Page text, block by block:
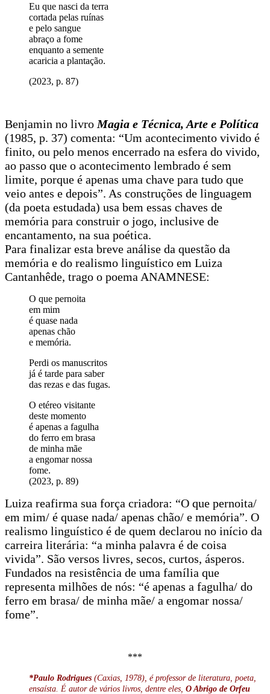
Eu que nasci da terra
cortada pelas ruínas
e pelo sangue
abraço a fome
enquanto a semente
acaricia a plantação.
(2023, p. 87)
Benjamin no livro Magia e Técnica, Arte e Política
(1985, p. 37) comenta: “Um acontecimento vivido é
finito, ou pelo menos encerrado na esfera do vivido,
ao passo que o acontecimento lembrado é sem
limite, porque é apenas uma chave para tudo que
veio antes e depois”. As construções de linguagem
(da poeta estudada) usa bem essas chaves de
memória para construir o jogo, inclusive de
encantamento, na sua poética.
Para finalizar esta breve análise da questão da
memória e do realismo linguístico em Luiza
Cantanhêde, trago o poema ANAMNESE:
O que pernoita
em mim
é quase nada
apenas chão
e memória.
Perdi os manuscritos
já é tarde para saber
das rezas e das fugas.
O etéreo visitante
deste momento
é apenas a fagulha
do ferro em brasa
de minha mãe
a engomar nossa
fome.
(2023, p. 89)
Luiza reafirma sua força criadora: “O que pernoita/
em mim/ é quase nada/ apenas chão/ e memória”. O
realismo linguístico é de quem declarou no início da
carreira literária: “a minha palavra é de coisa
vivida”. São versos livres, secos, curtos, ásperos.
Fundados na resistência de uma família que
representa milhões de nós: “é apenas a fagulha/ do
ferro em brasa/ de minha mãe/ a engomar nossa/
fome”.
***
*Paulo Rodrigues (Caxias, 1978), é professor de literatura, poeta,
ensaísta. É autor de vários livros, dentre eles, O Abrigo de Orfeu